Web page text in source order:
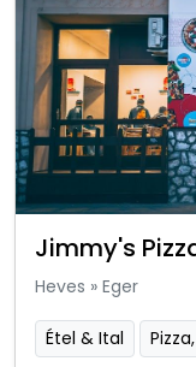
Jimmy's
Heves » Eger
Étel & Ital